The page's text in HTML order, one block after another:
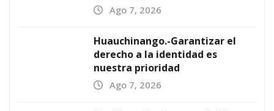
Ago 7, 2026
Huauchinango.-Garantizar el
derecho a la identidad es
nuestra prioridad
Ago 7, 2026